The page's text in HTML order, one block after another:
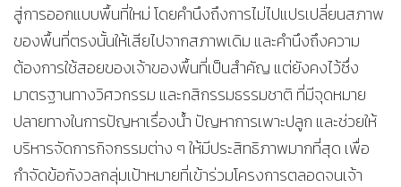
สู่การออกแบบพื้นที่ใหม่ โดยคำนึงถึงการไม่ไปแปรเปลี่ยนสภาพ
ของพื้นที่ตรงนั้นให้เสียไปจากสภาพเดิม และคำนึงถึงความ
ต้องการใช้สอยของเจ้าของพื้นที่เป็นสำคัญ แต่ยังคงไว้ซึ่ง
มาตรฐานทางวิศวกรรม และกสิกรรมธรรมชาติ ที่มีจุดหมาย
ปลายทางในการปัญหาเรื่องน้ำ ปัญหาการเพาะปลูก และช่วยให้
บริหารจัดการกิจกรรมต่าง ๆ ให้มีประสิทธิภาพมากที่สุด เพื่อ
กำจัดข้อกังวลกลุ่มเป้าหมายที่เข้าร่วมโครงการตลอดจนเจ้า